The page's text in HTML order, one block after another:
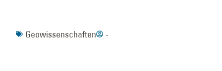
Geowissenschaften -